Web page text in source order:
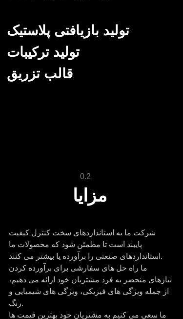
تولید بازیافتی پلاستیک
تولید ترکیبات
قالب تزریق
0.2
شرکت ما به استانداردهای سخت کنترل کیفیت
پایبند است تا مطمئن شود که محصولات ما
استانداردهای صنعتی را برآورده یا بیشتر می کنند.
ما راه حل های سفارشی برای برآورده کردن
نیازهای منحصر به فرد مشتریان خود ارائه می دهیم،
از جمله ویژگی های فیزیکی، ویژگی های شیمیایی و
رنگ.
ما سعی می کنیم به مشتریان خود بهترین قیمت ها
مزایا